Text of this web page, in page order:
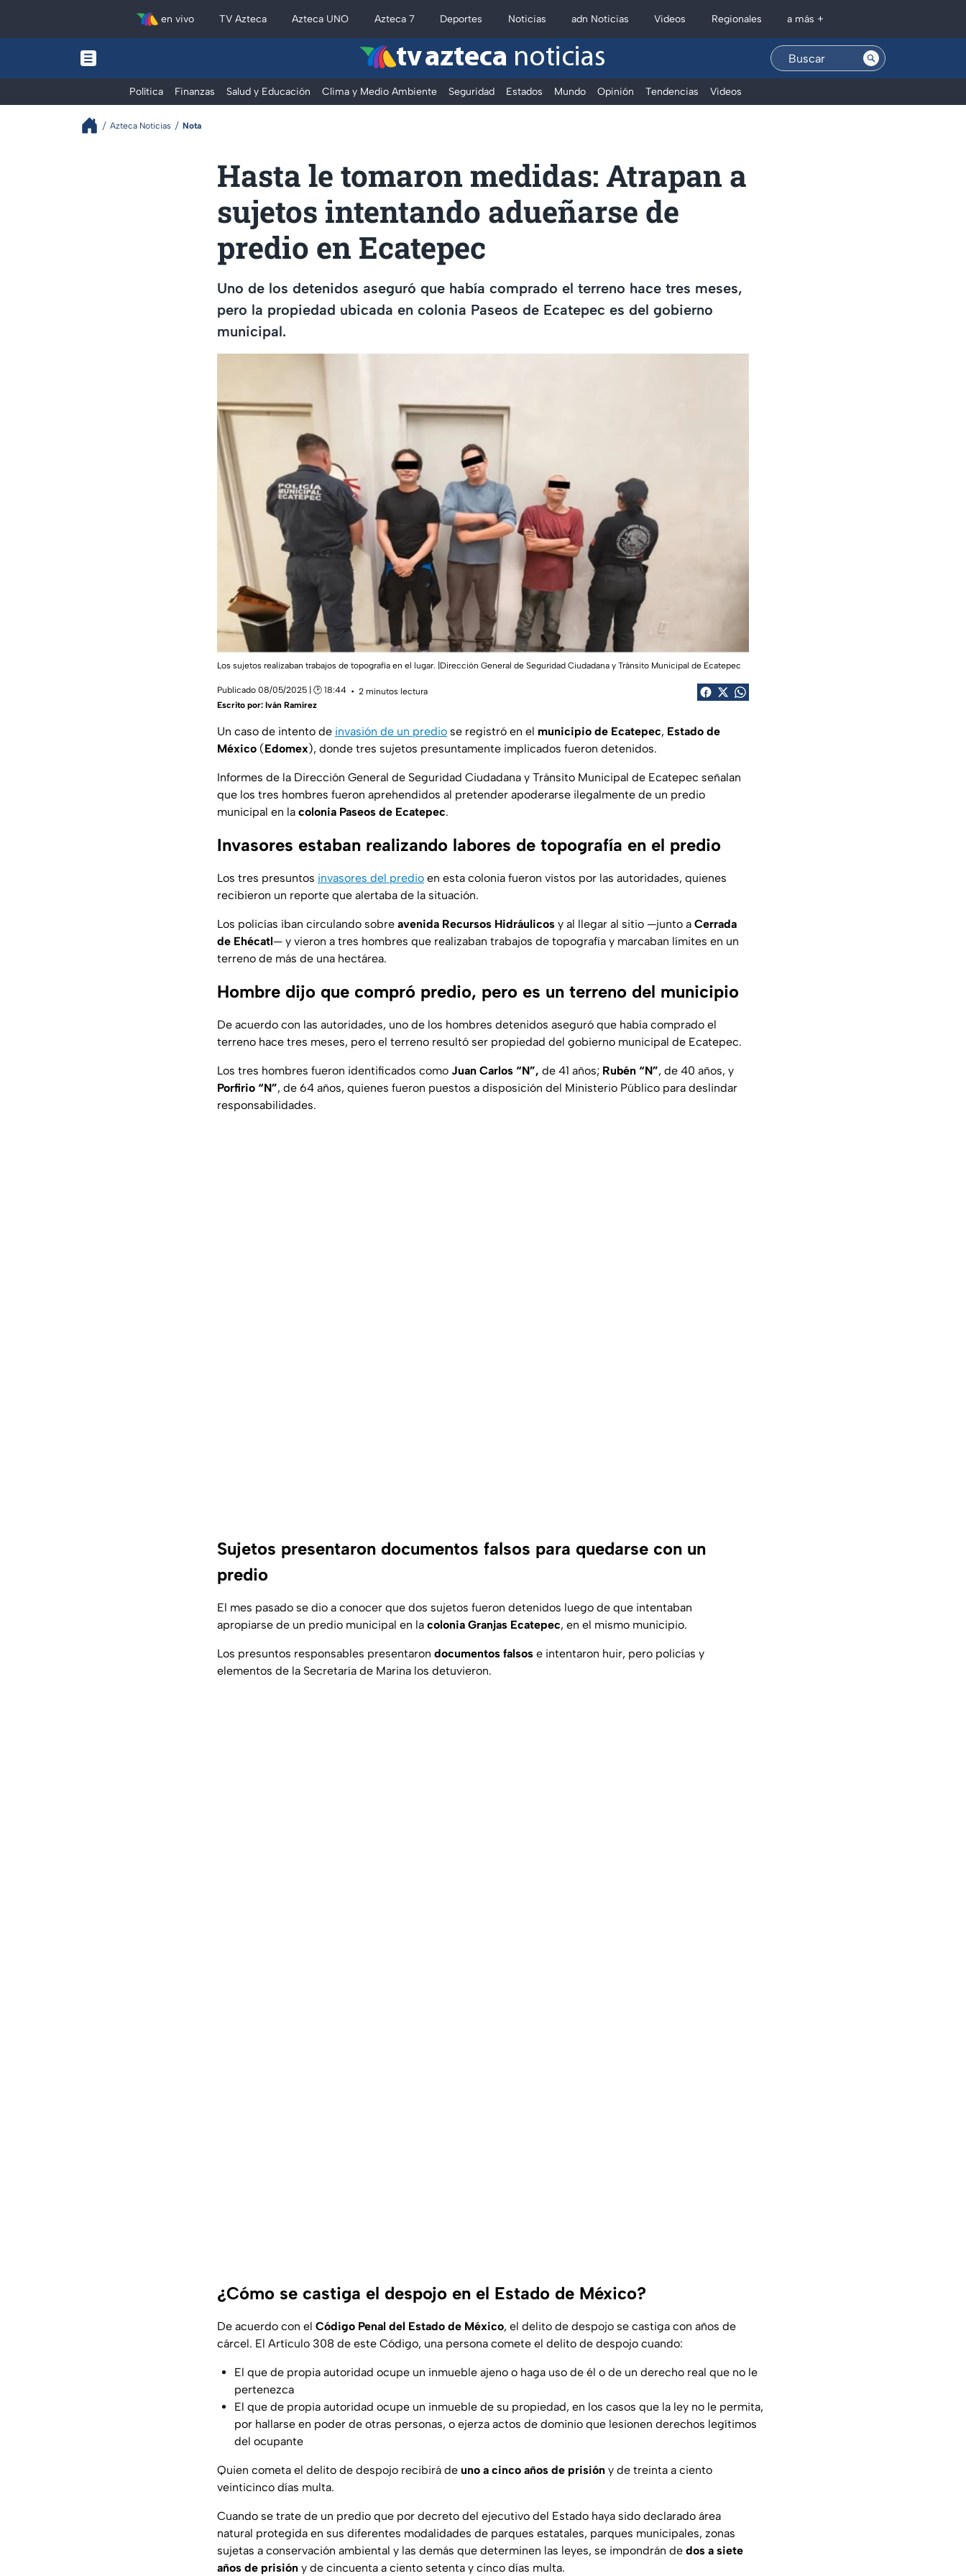
en vivo TV Azteca Azteca UNO Azteca 7 Deportes Noticias adn Noticias Videos Regionales a más +
tv azteca noticias
Política Finanzas Salud y Educación Clima y Medio Ambiente Seguridad Estados Mundo Opinión Tendencias Videos
Azteca Noticias Nota
Hasta le tomaron medidas: Atrapan a
sujetos intentando adueñarse de
predio en Ecatepec
Uno de los detenidos aseguró que había comprado el terreno hace tres meses,
pero la propiedad ubicada en colonia Paseos de Ecatepec es del gobierno
municipal.
Los sujetos realizaban trabajos de topografía en el lugar. |Dirección General de Seguridad Ciudadana y Tránsito Municipal de Ecatepec
Publicado 08/05/2025 | 🕑 18:44
2 minutos lectura
Escrito por: Iván Ramírez
Un caso de intento de invasión de un predio se registró en el municipio de Ecatepec, Estado de
México (Edomex), donde tres sujetos presuntamente implicados fueron detenidos.
Informes de la Dirección General de Seguridad Ciudadana y Tránsito Municipal de Ecatepec señalan
que los tres hombres fueron aprehendidos al pretender apoderarse ilegalmente de un predio
municipal en la colonia Paseos de Ecatepec.
Invasores estaban realizando labores de topografía en el predio
Los tres presuntos invasores del predio en esta colonia fueron vistos por las autoridades, quienes
recibieron un reporte que alertaba de la situación.
Los policías iban circulando sobre avenida Recursos Hidráulicos y al llegar al sitio —junto a Cerrada
de Ehécatl— y vieron a tres hombres que realizaban trabajos de topografía y marcaban límites en un
terreno de más de una hectárea.
Hombre dijo que compró predio, pero es un terreno del municipio
De acuerdo con las autoridades, uno de los hombres detenidos aseguró que había comprado el
terreno hace tres meses, pero el terreno resultó ser propiedad del gobierno municipal de Ecatepec.
Los tres hombres fueron identificados como Juan Carlos “N”, de 41 años; Rubén “N”, de 40 años, y
Porfirio “N”, de 64 años, quienes fueron puestos a disposición del Ministerio Público para deslindar
responsabilidades.
Sujetos presentaron documentos falsos para quedarse con un
predio
El mes pasado se dio a conocer que dos sujetos fueron detenidos luego de que intentaban
apropiarse de un predio municipal en la colonia Granjas Ecatepec, en el mismo municipio.
Los presuntos responsables presentaron documentos falsos e intentaron huir, pero policías y
elementos de la Secretaría de Marina los detuvieron.
¿Cómo se castiga el despojo en el Estado de México?
De acuerdo con el Código Penal del Estado de México, el delito de despojo se castiga con años de
cárcel. El Artículo 308 de este Código, una persona comete el delito de despojo cuando:
El que de propia autoridad ocupe un inmueble ajeno o haga uso de él o de un derecho real que no le
pertenezca
El que de propia autoridad ocupe un inmueble de su propiedad, en los casos que la ley no le permita,
por hallarse en poder de otras personas, o ejerza actos de dominio que lesionen derechos legítimos
del ocupante
Quien cometa el delito de despojo recibirá de uno a cinco años de prisión y de treinta a ciento
veinticinco días multa.
Cuando se trate de un predio que por decreto del ejecutivo del Estado haya sido declarado área
natural protegida en sus diferentes modalidades de parques estatales, parques municipales, zonas
sujetas a conservación ambiental y las demás que determinen las leyes, se impondrán de dos a siete
años de prisión y de cincuenta a ciento setenta y cinco días multa.